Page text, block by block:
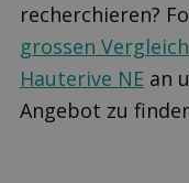
recherchieren?
grossen
Hauterive NE an
Angebot zu